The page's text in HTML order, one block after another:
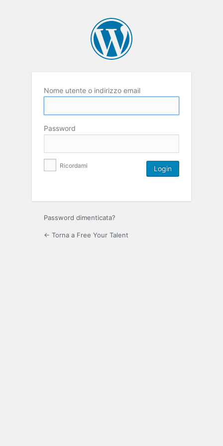
Nome utente o indirizzo email
Password
Ricordami
Password dimenticata?
← Torna a Free Your Talent